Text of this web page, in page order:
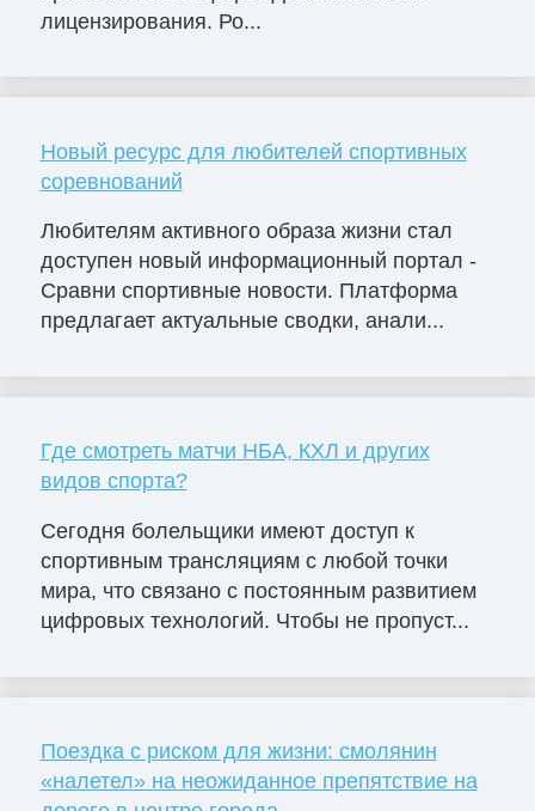
лицензирования. Ро...
Новый ресурс для любителей спортивных
соревнований
Любителям активного образа жизни стал
доступен новый информационный портал -
Сравни спортивные новости. Платформа
предлагает актуальные сводки, анали...
Где смотреть матчи НБА, КХЛ и других
видов спорта?
Сегодня болельщики имеют доступ к
спортивным трансляциям с любой точки
мира, что связано с постоянным развитием
цифровых технологий. Чтобы не пропуст...
Поездка с риском для жизни: смолянин
«налетел» на неожиданное препятствие на